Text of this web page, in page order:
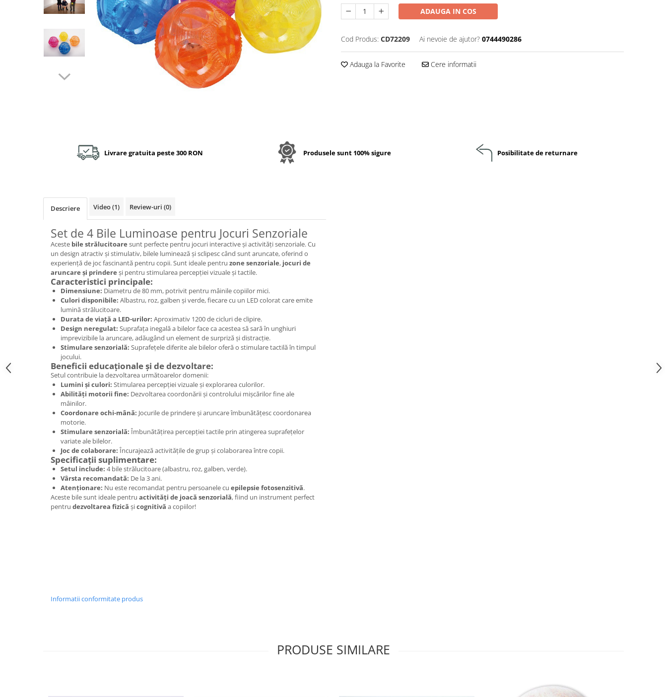
Biciclete si Triciclete
Biciclete Viking Challange
Amenajări camere senzoriale
Echipamente camere senzoriale
Jucarii de constructii
Dezvoltare cognitiva
Jocuri matematice
Jucării de sortare
Dezvoltare psihomotrica
Dezvoltare proprioceptiva
Dezvoltare vestibulara
Jucarii de echilibru
Mingi terapeutice
Module din burete
Motricitate fina
Motricitate grosiera
Recunoasterea formelor
Trasee de motricitate
Diverse jucarii educative
Dezvoltarea limbajului
Dezvoltare timpurie
ADAUGA IN COS
Cod Produs: CD72209 Ai nevoie de ajutor? 0744490286
Adauga la Favorite Cere informatii
Livrare gratuita peste 300 RON Produsele sunt 100% sigure Posibilitate de returnare
Descriere Video(1) Review-uri (0)
Set de 4 Bile Luminoase pentru Jocuri Senzoriale
Aceste bile strălucitoare sunt perfecte pentru jocuri interactive și activități senzoriale. Cu
un design atractiv și stimulativ, bilele luminează și sclipesc când sunt aruncate, oferind o
experiență de joc fascinantă pentru copii. Sunt ideale pentru zone senzoriale, jocuri de
aruncare și prindere și pentru stimularea percepției vizuale și tactile.
Caracteristici principale:
Dimensiune: Diametru de 80 mm, potrivit pentru mâinile copiilor mici.
Culori disponibile: Albastru, roz, galben și verde, fiecare cu un LED colorat care emite
lumină strălucitoare.
Durata de viață a LED-urilor: Aproximativ 1200 de cicluri de clipire.
Design neregulat: Suprafața inegală a bilelor face ca acestea să sară în unghiuri
imprevizibile la aruncare, adăugând un element de surpriză și distracție.
Stimulare senzorială: Suprafețele diferite ale bilelor oferă o stimulare tactilă în timpul
jocului.
Beneficii educaționale și de dezvoltare:
Setul contribuie la dezvoltarea următoarelor domenii:
Lumini și culori: Stimularea percepției vizuale și explorarea culorilor.
Abilități motorii fine: Dezvoltarea coordonării și controlului mișcărilor fine ale
mâinilor.
Coordonare ochi-mână: Jocurile de prindere și aruncare îmbunătățesc coordonarea
motorie.
Stimulare senzorială: Îmbunătățirea percepției tactile prin atingerea suprafețelor
variate ale bilelor.
Joc de colaborare: Încurajează activitățile de grup și colaborarea între copii.
Specificații suplimentare:
Setul include: 4 bile strălucitoare (albastru, roz, galben, verde).
Vârsta recomandată: De la 3 ani.
Atenționare: Nu este recomandat pentru persoanele cu epilepsie fotosenzitivă.
Aceste bile sunt ideale pentru activități de joacă senzorială, fiind un instrument perfect
pentru dezvoltarea fizică șicognitivă a copiilor!
Informatii conformitate produs
PRODUSE SIMILARE